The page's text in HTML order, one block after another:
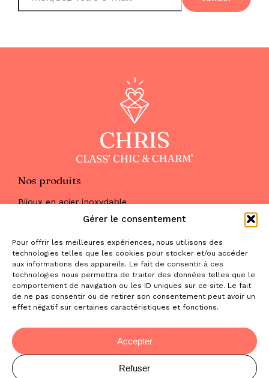
Gérer le consentement
Pour offrir les meilleures expériences, nous utilisons des
technologies telles que les cookies pour stocker et/ou accéder
aux informations des appareils. Le fait de consentir à ces
technologies nous permettra de traiter des données telles que le
comportement de navigation ou les ID uniques sur ce site. Le fait
de ne pas consentir ou de retirer son consentement peut avoir un
effet négatif sur certaines caractéristiques et fonctions.
Accepter
Refuser
Nos produits
Bijoux en acier inoxydable
Maquillage
Parfums
Nous trouver
& nous contacter
2 place de la Liberté
31470 Saint-Lys
06 52 05 69 65